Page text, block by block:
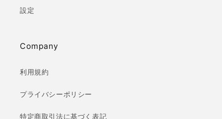
設定
Company
利用規約
プライバシーポリシー
特定商取引法に基づく表記